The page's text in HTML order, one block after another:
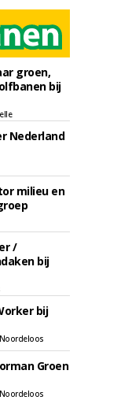
groen,
bij
Nederland
milieu en
/
bij
bij
Groen